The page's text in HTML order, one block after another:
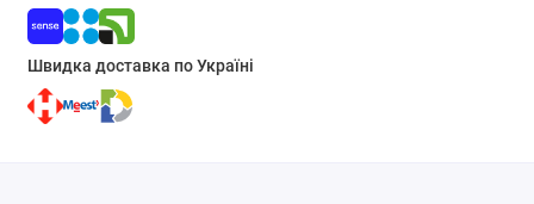
Швидка доставка по Україні